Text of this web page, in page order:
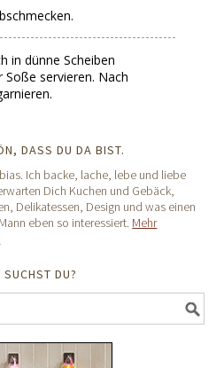
in dünne Scheiben
servieren. Nach
DASS DU DA BIST.
Ich backe, lache, lebe und liebe
Dich Kuchen und Gebäck,
Delikatessen, Design und was einen
eben so interessiert. Mehr
SUCHST DU?